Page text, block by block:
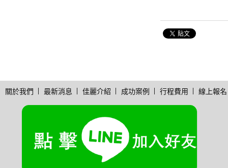
關於我們 最新消息 佳麗介紹 成功案例 行程費用 線上報名